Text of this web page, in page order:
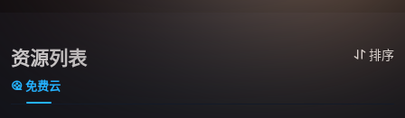
资源列表 排序
免费云